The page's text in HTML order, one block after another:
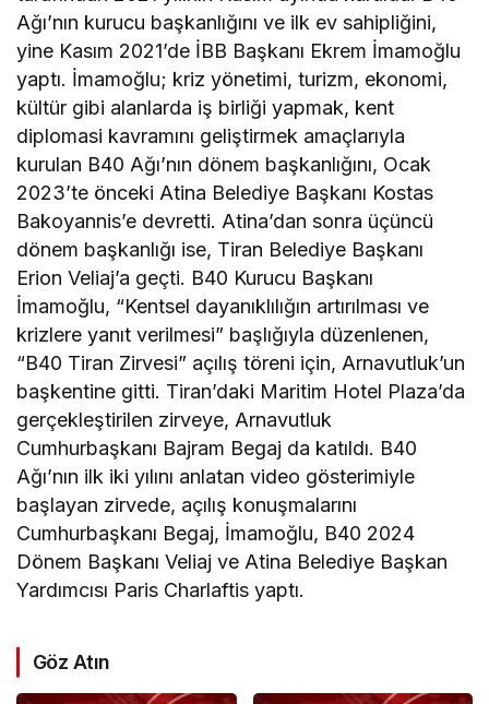
Ağı’nın kurucu başkanlığını ve ilk ev sahipliğini,
yine Kasım 2021’de İBB Başkanı Ekrem İmamoğlu
yaptı. İmamoğlu; kriz yönetimi, turizm, ekonomi,
kültür gibi alanlarda iş birliği yapmak, kent
diplomasi kavramını geliştirmek amaçlarıyla
kurulan B40 Ağı’nın dönem başkanlığını, Ocak
2023’te önceki Atina Belediye Başkanı Kostas
Bakoyannis’e devretti. Atina’dan sonra üçüncü
dönem başkanlığı ise, Tiran Belediye Başkanı
Erion Veliaj’a geçti. B40 Kurucu Başkanı
İmamoğlu, “Kentsel dayanıklılığın artırılması ve
krizlere yanıt verilmesi” başlığıyla düzenlenen,
“B40 Tiran Zirvesi” açılış töreni için, Arnavutluk’un
başkentine gitti. Tiran’daki Maritim Hotel Plaza’da
gerçekleştirilen zirveye, Arnavutluk
Cumhurbaşkanı Bajram Begaj da katıldı. B40
Ağı’nın ilk iki yılını anlatan video gösterimiyle
başlayan zirvede, açılış konuşmalarını
Cumhurbaşkanı Begaj, İmamoğlu, B40 2024
Dönem Başkanı Veliaj ve Atina Belediye Başkan
Yardımcısı Paris Charlaftis yaptı.
Göz Atın